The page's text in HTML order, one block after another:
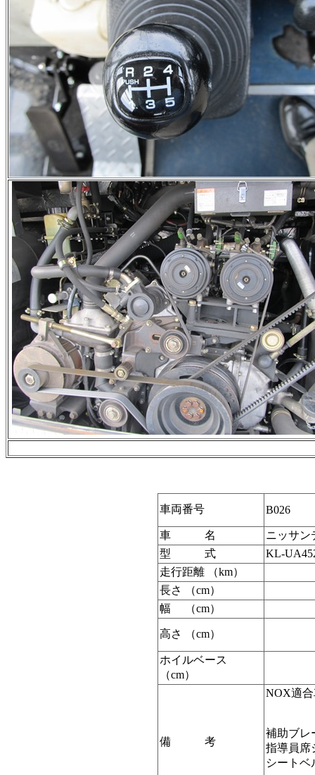
車両番号 B026
車 名
ニッサン
型 式
KL-
走行距離 （km）
長さ （cm）
幅 （cm）
高さ （cm）
ホイルベース
（cm）
備 考
NOX適
補助ブレ
指導員席
シートベ